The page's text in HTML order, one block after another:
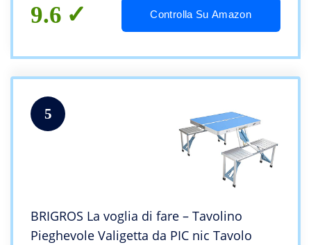
9.6 Controlla Su Amazon
5
BRIGROS La voglia di fare – Tavolino
Pieghevole Valigetta da PIC nic Tavolo